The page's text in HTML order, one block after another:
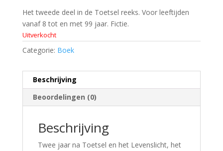
Het tweede deel in de Toetsel reeks. Voor leeftijden
vanaf 8 tot en met 99 jaar. Fictie.
Uitverkocht
Categorie: Boek
Beschrijving
Beoordelingen (0)
Beschrijving
Twee jaar na Toetsel en het Levenslicht, het